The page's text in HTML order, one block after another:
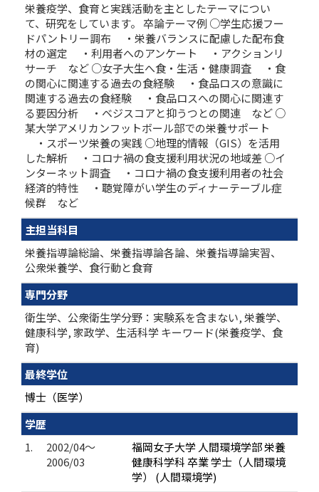
栄養疫学、食育と実践活動を主としたテーマについ
て、研究をしています。 卒論テーマ例 ○学生応援フー
ドパントリー調布 ・栄養バランスに配慮した配布食
材の選定 ・利用者へのアンケート ・アクションリ
サーチ など ○女子大生へ食・生活・健康調査 ・食
の関心に関連する過去の食経験 ・食品ロスの意識に
関連する過去の食経験 ・食品ロスへの関心に関連す
る要因分析 ・ベジスコアと抑うつとの関連 など ○
某大学アメリカンフットボール部での栄養サポート
・スポーツ栄養の実践 ○地理的情報（GIS）を活用
した解析 ・コロナ禍の食支援利用状況の地域差 ○イ
ンターネット調査 ・コロナ禍の食支援利用者の社会
経済的特性 ・聴覚障がい学生のディナーテーブル症
候群 など
主担当科目
栄養指導論総論、栄養指導論各論、栄養指導論実習、
公衆栄養学、食行動と食育
専門分野
衛生学、公衆衛生学分野：実験系を含まない, 栄養学、
健康科学, 家政学、生活科学 キーワード(栄養疫学、食
育)
最終学位
博士（医学）
学歴
1.
2002/04～
2006/03
福岡女子大学 人間環境学部 栄養
健康科学科 卒業 学士（人間環境
学） (人間環境学)